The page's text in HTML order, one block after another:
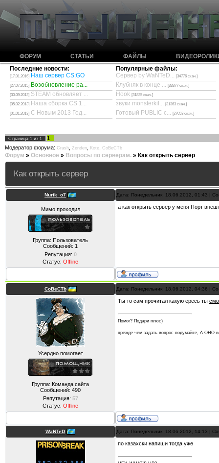
ФОРУМ СТАТЬИ ФАЙЛЫ
Последние новости:
[17.01.2016] Наш сервер CS:GO
[27.07.2015] Возобновление ра...
[30.09.2013] STEAM обновляет ...
[05.02.2013] Наша сборка CS 1...
[01.01.2013] С Новым 2013 Год...
Популярные файлы:
Сервер by WaNTeD... [34776 скач.]
Клубняк в конце ... [33377 скач.]
Hook [31835 скач.]
звуки monsterkil... [31363 скач.]
Готовый PUBLIC с... [27053 скач.]
Страница 1 из 1
1
Модератор форума: Crash Zenden Kote CoBeCTb
Форум » Основное » Вопросы по серверам. » Как открыть сервер
Как открыть сервер
Nurik_o7 Дата: Понедельник, 18.06.2012, 01:43 |
Мимо проходил
Группа: Пользователь
Сообщений: 1
Репутация: 0
Статус: Offline
а как открыть сервер у меня Порт
CoBeCTb Дата: Понедельник, 18.06.2012, 04:36 |
Усердно помогает
Группа: Команда сайта
Сообщений: 490
Репутация: 57
Статус: Offline
Ты то сам прочитал какую ересь ты
Помог? Подари плюс)
прежде чем задать вопрос подумайте, А
WaNTeD Дата: Понедельник, 18.06.2012, 14:13 |
по казахски напиши тогда уже